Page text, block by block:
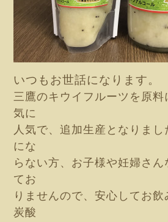
いつもお世話になります。
三鷹のキウイフルーツを原
気に
人気で、追加生産となりま
にな
らない方、お子様や妊婦さ
てお
りませんので、安心してお飲
炭酸